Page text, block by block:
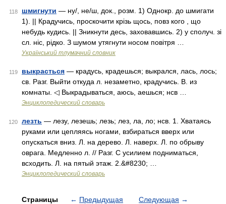
118 шмигнути — ну/, не/ш, док., розм. 1) Однокр. до шмигати
1). || Крадучись, проскочити крізь щось, повз кого , що
небудь кудись. || Зникнути десь, заховавшись. 2) у сполуч. зі
сл. ніс, рідко. З шумом утягнути носом повітря …
Український тлумачний словник
119 выкрасться — крадусь, крадешься; выкрался, лась, лось;
св. Разг. Выйти откуда л. незаметно, крадучись. В. из
комнаты. ◁ Выкрадываться, аюсь, аешься; нсв …
Энциклопедический словарь
120 лезть — лезу, лезешь; лезь; лез, ла, ло; нсв. 1. Хватаясь
руками или цепляясь ногами, взбираться вверх или
опускаться вниз. Л. на дерево. Л. наверх. Л. по обрыву
оврага. Медленно л. // Разг. С усилием подниматься,
всходить. Л. на пятый этаж. 2.&#8230; …
Энциклопедический словарь
Страницы ← Предыдущая Следующая →